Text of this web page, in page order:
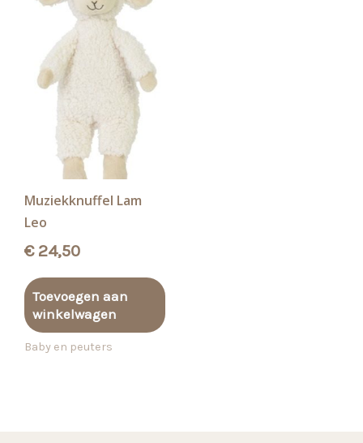
Muziekknuffel Lam
Leo
€24,50
Toevoegen aan
winkelwagen
Baby en peuters